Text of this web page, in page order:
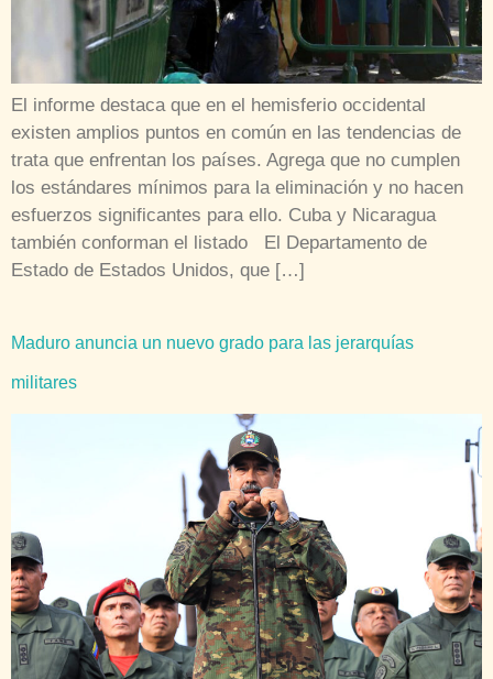
El informe destaca que en el hemisferio occidental
existen amplios puntos en común en las tendencias de
trata que enfrentan los países. Agrega que no cumplen
los estándares mínimos para la eliminación y no hacen
esfuerzos significantes para ello. Cuba y Nicaragua
también conforman el listado El Departamento de
Estado de Estados Unidos, que […]
Maduro anuncia un nuevo grado para las jerarquías
militares